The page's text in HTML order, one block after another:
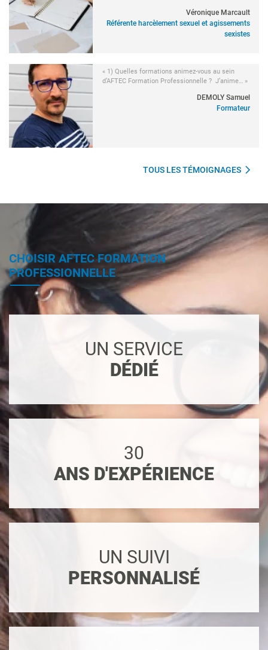
Véronique Marcault
Référente harcèlement sexuel et agissements
sexistes
« 1) Quelles formations animez-vous au sein
d’AFTEC Formation Professionnelle ? J’anime… »
DEMOLY Samuel
Formateur
TOUS LES TÉMOIGNAGES
CHOISIR AFTEC FORMATION
PROFESSIONNELLE
UN SERVICE
DÉDIÉ
30
ANS D'EXPÉRIENCE
UN SUIVI
PERSONNALISÉ